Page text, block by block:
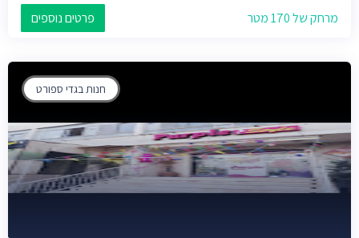
מרחק של 170 מטר פרטים נוספים
חנות בגדי ספורט